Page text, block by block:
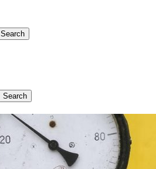
Search
Search